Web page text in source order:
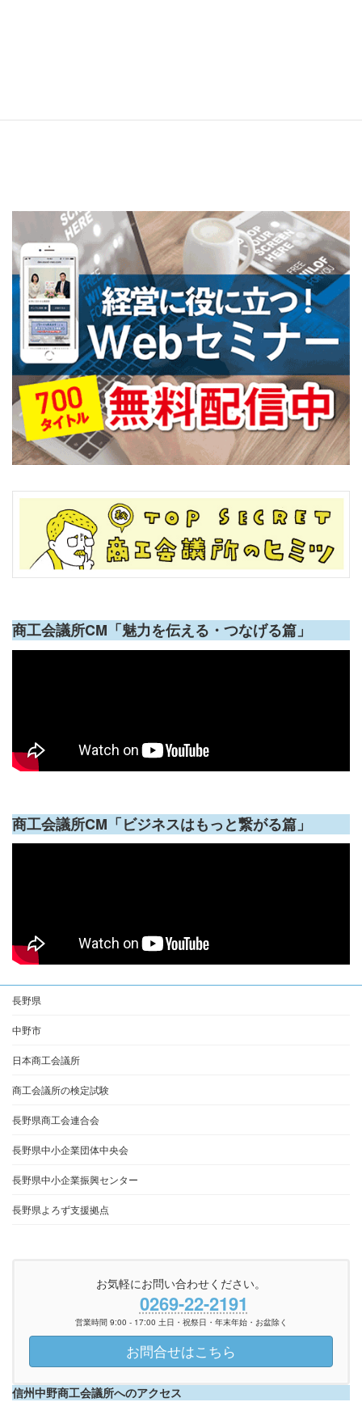
商工会議所CM「魅力を伝える・つなげる篇」
商工会議所CM「ビジネスはもっと繋がる篇」
長野県
中野市
日本商工会議所
商工会議所の検定試験
長野県商工会連合会
長野県中小企業団体中央会
長野県中小企業振興センター
長野県よろず支援拠点
お気軽にお問い合わせください。
0269-22-2191
営業時間 9:00 - 17:00 土日・祝祭日・年末年始・お盆除く
お問合せはこちら
信州中野商工会議所へのアクセス